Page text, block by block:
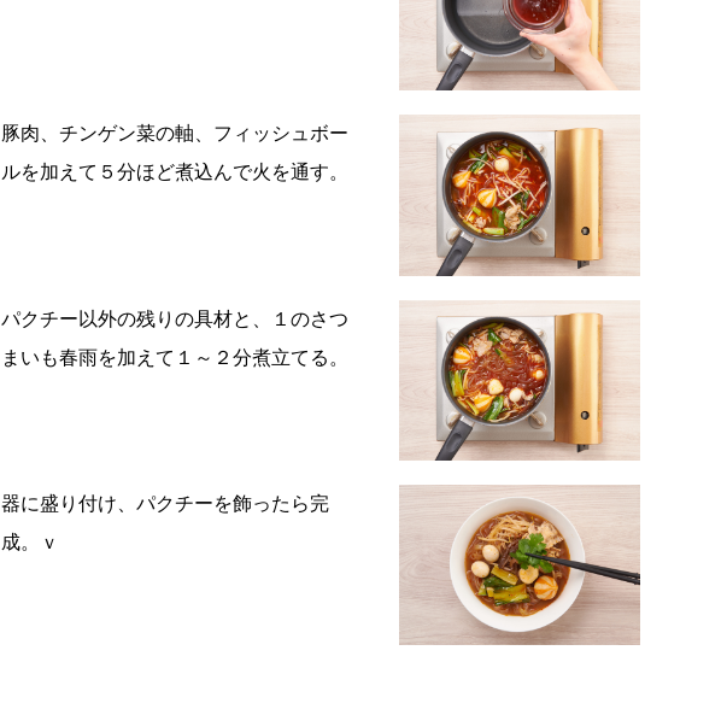
豚肉、チンゲン菜の軸、フィッシュボー
ルを加えて５分ほど煮込んで火を通す。
パクチー以外の残りの具材と、１のさつ
まいも春雨を加えて１～２分煮立てる。
器に盛り付け、パクチーを飾ったら完
成。ｖ